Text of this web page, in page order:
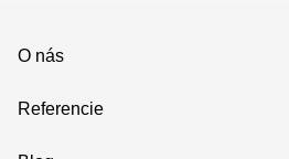
O nás
Referencie